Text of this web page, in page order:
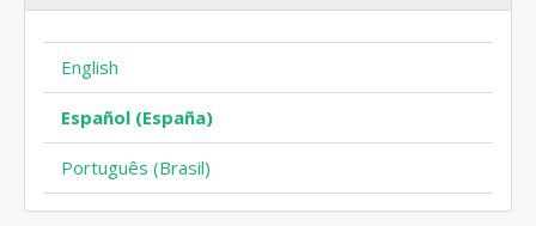
English
Español (España)
Português (Brasil)